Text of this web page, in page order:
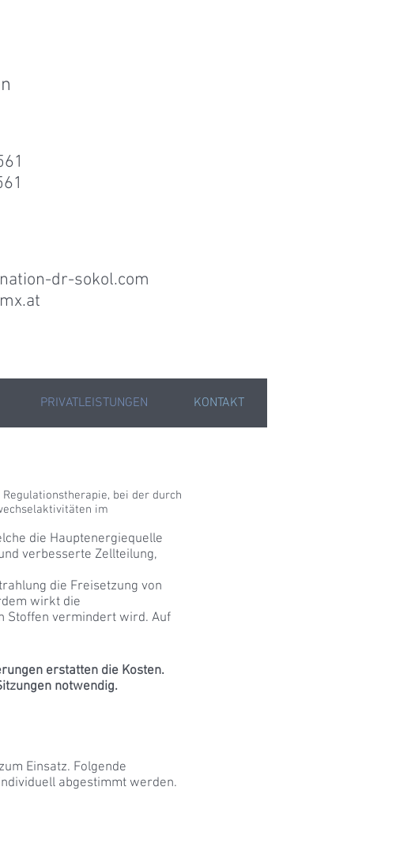
dr-sokol.com
PRIVATLEISTUNGEN KONTAKT
bei der durch
im
die Hauptenergiequelle
verbesserte Zellteilung,
die Freisetzung von
wirkt die
Stoffen vermindert wird. Auf
erstatten die Kosten.
notwendig.
Einsatz. Folgende
abgestimmt werden.